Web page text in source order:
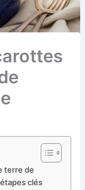
terre de
clés